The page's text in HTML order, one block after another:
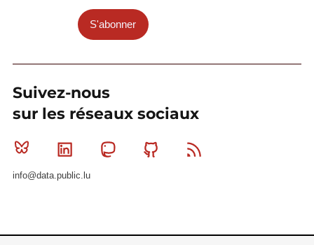
S'abonner
Suivez-nous
sur les réseaux sociaux
Bluesky Linkedin MastodonGithub
info@data.public.lu